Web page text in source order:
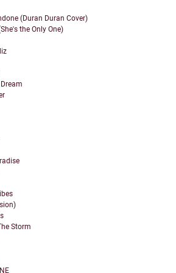
(Duran Duran Cover)
the Only One)
Storm